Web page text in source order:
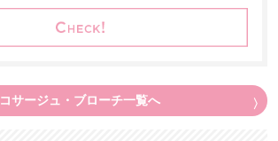
コサージュ・ブローチ一覧へ